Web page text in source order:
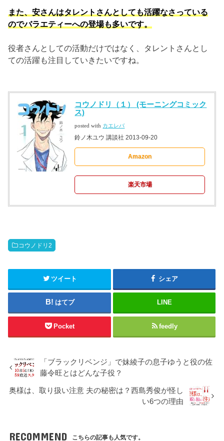
また、安さんはタレントさんとしても活躍なさっている
のでバラエティーへの登場も多いです。
役者さんとしての活動だけではなく、タレントさんとし
ての活躍も注目していきたいですね。
コウノドリ（１） (モーニングコミック
ス)
posted with カエレバ
鈴ノ木ユウ 講談社 2013-09-20
Amazon
楽天市場
コウノドリ2
ツイート シェア
はてブ LINE
Pocket feedly
「ブラックリベンジ」で妹綾子の息子ゆうと役の佐
藤令旺とはどんな子役？
奥様は、取り扱い注意 夫の秘密は？西島秀俊が怪し
い6つの理由
RECOMMEND こちらの記事も人気です。